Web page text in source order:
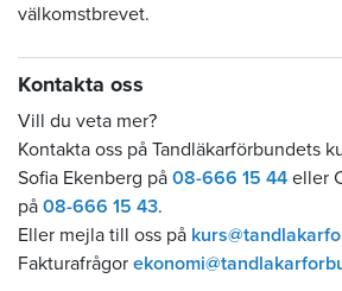
välkomstbrevet.
Kontakta oss
Vill du veta mer?
Kontakta oss på Tandläkarförbundets
Sofia Ekenberg på 08-666 15 44 eller
på 08-666 15 43.
Eller mejla till oss på
Fakturafrågor